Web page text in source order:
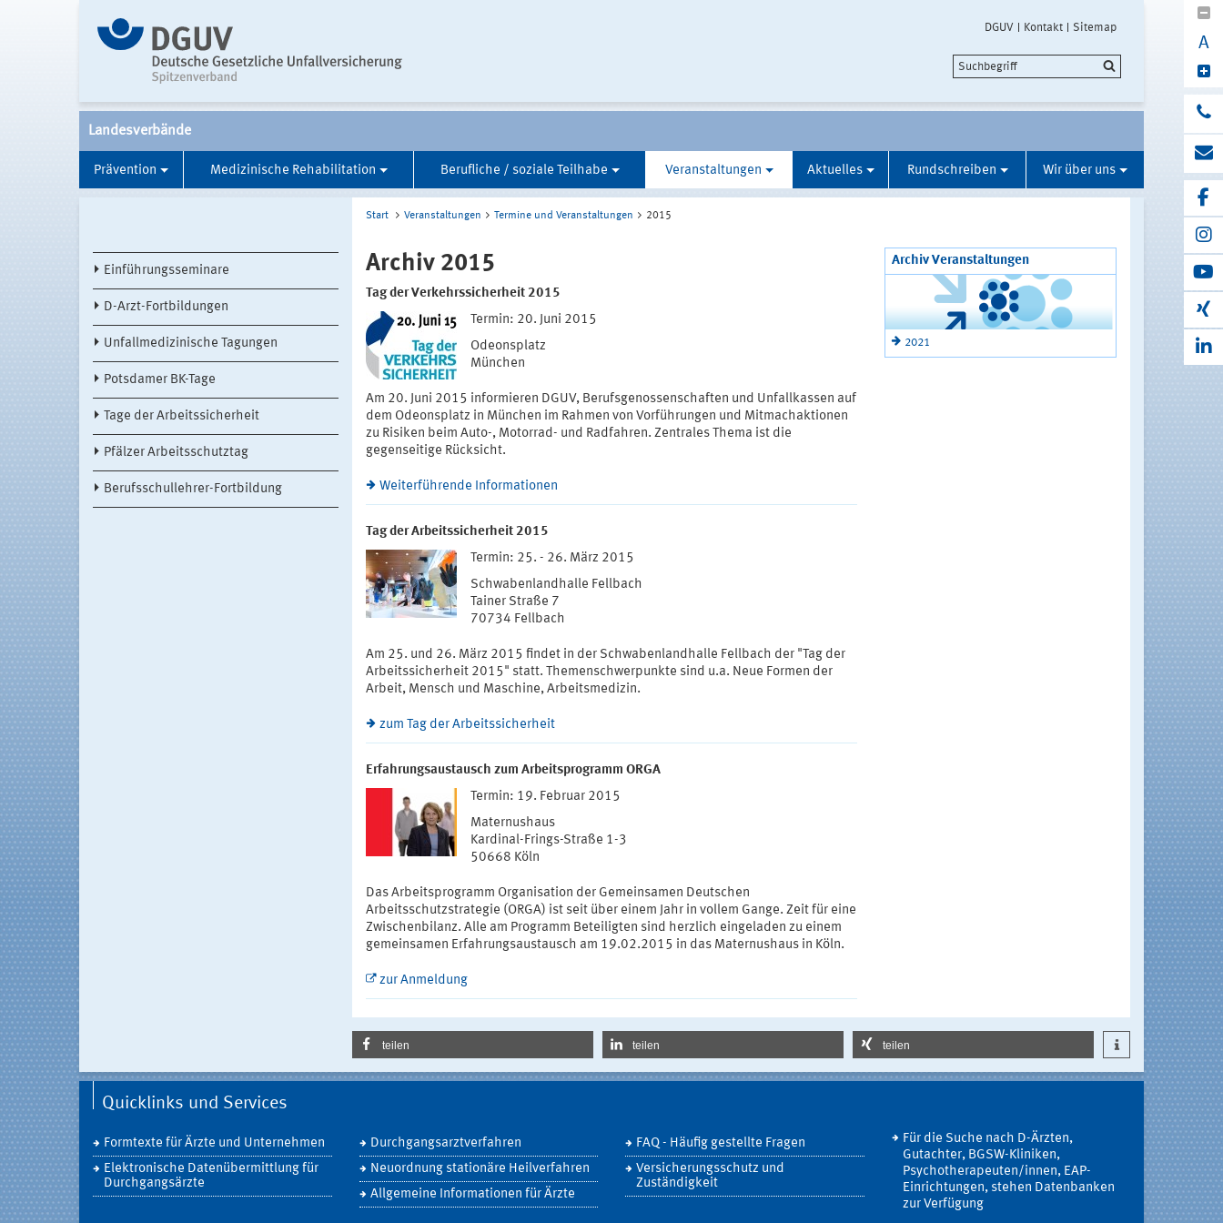
DGUV Kontakt Sitemap
A
Landesverbände
Prävention Medizinische Rehabilitation Berufliche / soziale Teilhabe Veranstaltungen Aktuelles Rundschreiben Wir über uns
Einführungsseminare
D-Arzt-Fortbildungen
Unfallmedizinische Tagungen
Potsdamer BK-Tage
Tage der Arbeitssicherheit
Pfälzer Arbeitsschutztag
Berufsschullehrer-Fortbildung
Start Veranstaltungen Termine und Veranstaltungen 2015
Archiv 2015
Tag der Verkehrssicherheit 2015
Termin: 20. Juni 2015
Odeonsplatz
München
Am 20. Juni 2015 informieren DGUV, Berufsgenossenschaften und Unfallkassen auf
dem Odeonsplatz in München im Rahmen von Vorführungen und Mitmachaktionen
zu Risiken beim Auto-, Motorrad- und Radfahren. Zentrales Thema ist die
gegenseitige Rücksicht.
Weiterführende Informationen
Tag der Arbeitssicherheit 2015
Termin: 25. - 26. März 2015
Schwabenlandhalle Fellbach
Tainer Straße 7
70734 Fellbach
Am 25. und 26. März 2015 findet in der Schwabenlandhalle Fellbach der "Tag der
Arbeitssicherheit 2015" statt. Themenschwerpunkte sind u.a. Neue Formen der
Arbeit, Mensch und Maschine, Arbeitsmedizin.
zum Tag der Arbeitssicherheit
Erfahrungsaustausch zum Arbeitsprogramm ORGA
Termin: 19. Februar 2015
Maternushaus
Kardinal-Frings-Straße 1-3
50668 Köln
Das Arbeitsprogramm Organisation der Gemeinsamen Deutschen
Arbeitsschutzstrategie (ORGA) ist seit über einem Jahr in vollem Gange. Zeit für eine
Zwischenbilanz. Alle am Programm Beteiligten sind herzlich eingeladen zu einem
gemeinsamen Erfahrungsaustausch am 19.02.2015 in das Maternushaus in Köln.
zur Anmeldung
Archiv Veranstaltungen
2021
teilen teilen teilen
Quicklinks und Services
Formtexte für Ärzte und Unternehmen
Elektronische Datenübermittlung für
Durchgangsärzte
Durchgangsarztverfahren
Neuordnung stationäre Heilverfahren
Allgemeine Informationen für Ärzte
FAQ - Häufig gestellte Fragen
Versicherungsschutz und
Zuständigkeit
Für die Suche nach D-Ärzten,
Gutachter, BGSW-Kliniken,
Psychotherapeuten/innen, EAP-
Einrichtungen, stehen Datenbanken
zur Verfügung